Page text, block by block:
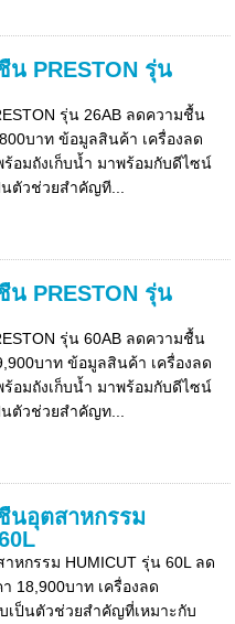
น PRESTON รุ่น
รุ่น 26AB ลดความชื้น
บาท ข้อมูลสินค้า เครื่องลด
อมถังเก็บน้ำ มาพร้อมกับดีไซน์
ตัวช่วยสำคัญที...
น PRESTON รุ่น
รุ่น 60AB ลดความชื้น
บาท ข้อมูลสินค้า เครื่องลด
อมถังเก็บน้ำ มาพร้อมกับดีไซน์
ตัวช่วยสำคัญท...
นอุตสาหกรรม
หกรรม HUMICUT รุ่น 60L ลด
18,900บาท เครื่องลด
เป็นตัวช่วยสำคัญที่เหมาะกับ